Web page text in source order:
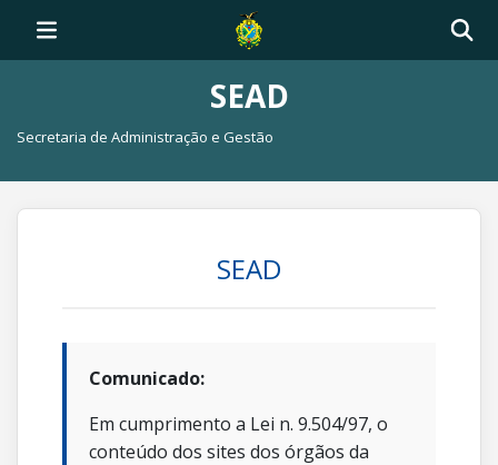
SEAD
Secretaria de Administração e Gestão
SEAD
Comunicado:
Em cumprimento a Lei n. 9.504/97, o
conteúdo dos sites dos órgãos da